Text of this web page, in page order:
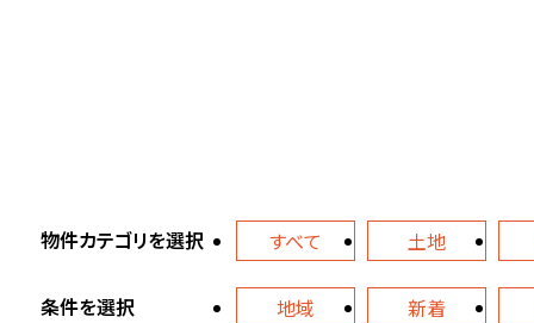
物件カテゴリを選択 すべて 土地
条件を選択 地域 新着